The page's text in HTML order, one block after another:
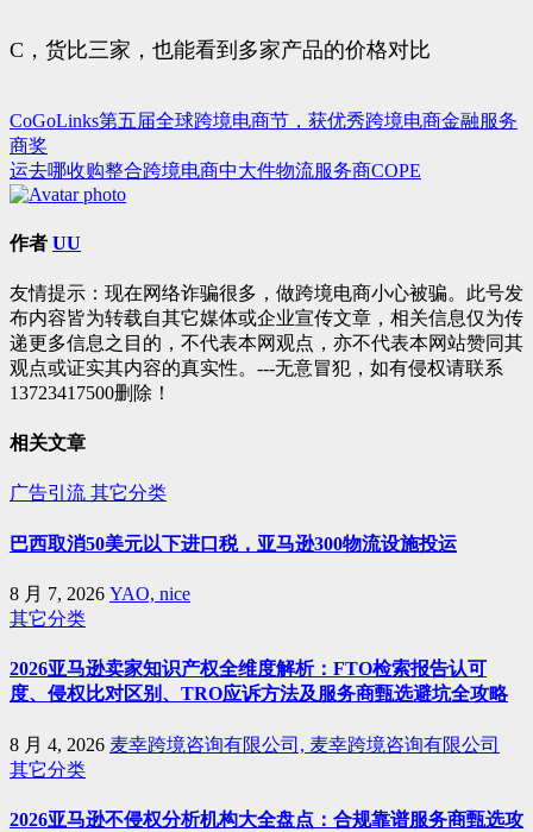
C，货比三家，也能看到多家产品的价格对比
文
章
导
航
CoGoLinks第五届全球跨境电商节，获优秀跨境电商金融服务
商奖
运去哪收购整合跨境电商中大件物流服务商COPE
作者 UU
友情提示：现在网络诈骗很多，做跨境电商小心被骗。此号发
布内容皆为转载自其它媒体或企业宣传文章，相关信息仅为传
递更多信息之目的，不代表本网观点，亦不代表本网站赞同其
观点或证实其内容的真实性。---无意冒犯，如有侵权请联系
13723417500删除！
相关文章
广告引流 其它分类
巴西取消50美元以下进口税，亚马逊300物流设施投运
8 月 7, 2026 YAO, nice
其它分类
2026亚马逊卖家知识产权全维度解析：FTO检索报告认可
度、侵权比对区别、TRO应诉方法及服务商甄选避坑全攻略
8 月 4, 2026 麦幸跨境咨询有限公司, 麦幸跨境咨询有限公司
其它分类
2026亚马逊不侵权分析机构大全盘点：合规靠谱服务商甄选攻